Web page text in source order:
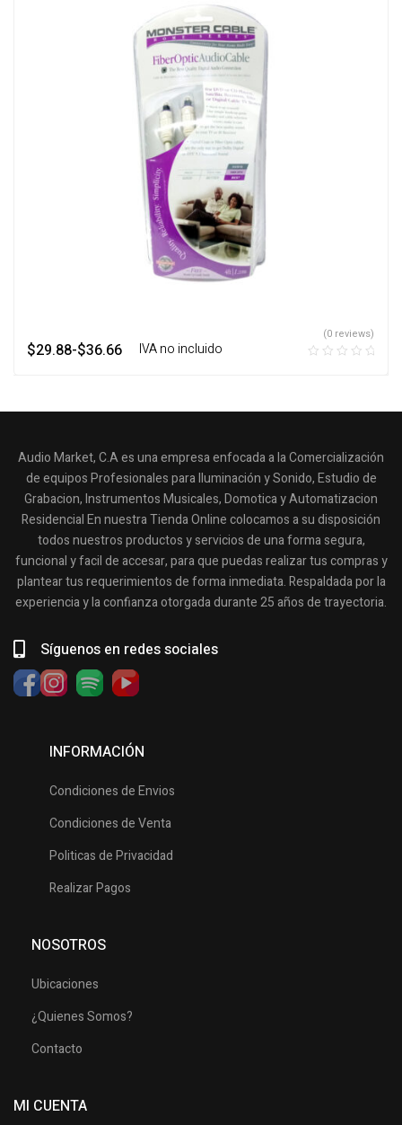
$29.88-$36.66 ‎ ‎ ‎ IVA no incluido
(0 reviews)
Audio Market, C.A es una empresa enfocada a la Comercialización
de equipos Profesionales para Iluminación y Sonido, Estudio de
Grabacion, Instrumentos Musicales, Domotica y Automatizacion
Residencial En nuestra Tienda Online colocamos a su disposición
todos nuestros productos y servicios de una forma segura,
funcional y facil de accesar, para que puedas realizar tus compras y
plantear tus requerimientos de forma inmediata. Respaldada por la
experiencia y la confianza otorgada durante 25 años de trayectoria.
Síguenos en redes sociales
INFORMACIÓN
Condiciones de Envios
Condiciones de Venta
Politicas de Privacidad
Realizar Pagos
NOSOTROS
Ubicaciones
¿Quienes Somos?
Contacto
MI CUENTA